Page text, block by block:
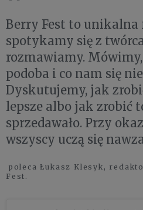
Berry Fest to unikalna
spotykamy się z
rozmawiamy.
podoba i co nam się
Dyskutujemy, jak
lepsze albo jak zrobić
sprzedawało. Przy
wszyscy uczą się
poleca Łukasz Klesyk,
Fest.